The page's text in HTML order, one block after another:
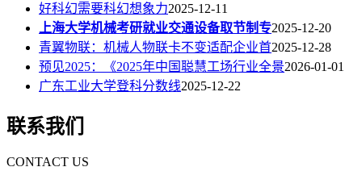
好科幻需要科幻想象力2025-12-11
上海大学机械考研就业交通设备取节制专2025-12-20
青翼物联：机械人物联卡不变适配企业首2025-12-28
预见2025：《2025年中国聪慧工场行业全景2026-01-01
广东工业大学登科分数线2025-12-22
联系我们
CONTACT US